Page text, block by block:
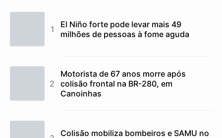
El Niño forte pode levar mais 49
milhões de pessoas à fome aguda
Motorista de 67 anos morre após
colisão frontal na BR-280, em
Canoinhas
Colisão mobiliza bombeiros e SAMU no